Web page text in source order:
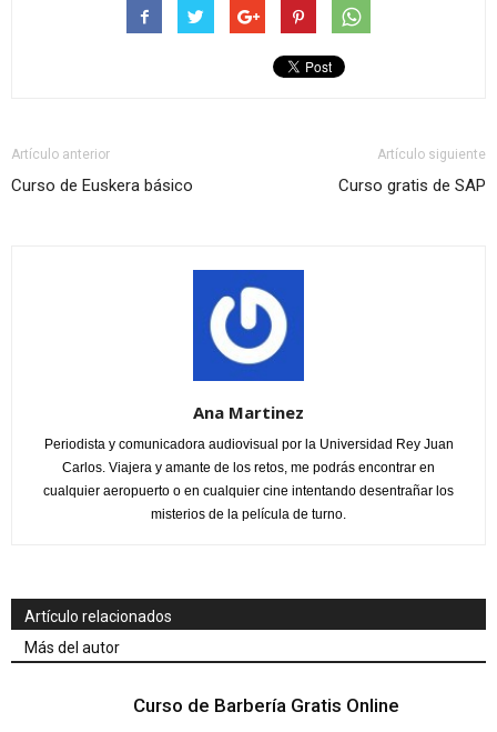
Artículo anterior
Curso de Euskera básico
Artículo siguiente
Curso gratis de SAP
Ana Martinez
Periodista y comunicadora audiovisual por la Universidad Rey Juan
Carlos. Viajera y amante de los retos, me podrás encontrar en
cualquier aeropuerto o en cualquier cine intentando desentrañar los
misterios de la película de turno.
Artículo relacionados
Más del autor
Curso de Barbería Gratis Online